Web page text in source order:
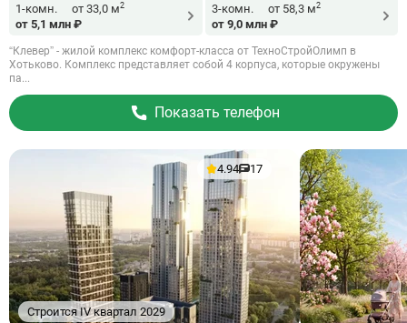
1-комн. от 33,0 м2
от 5,1 млн ₽
3-комн. от 58,3 м2
от 9,0 млн ₽
“Клевер” - жилой комплекс комфорт-класса от ТехноСтройОлимп в
Хотьково. Комплекс представляет собой 4 корпуса, которые окружены
па...
Показать телефон
Строится IV квартал 2029
4.94 17